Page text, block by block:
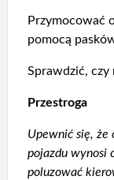
Przymocować
pomocą
Sprawdzić, czy
Przestroga
Upewnić się, że
pojazdu wynosi
poluzować